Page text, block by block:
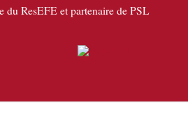
du ResEFE et partenaire de PSL